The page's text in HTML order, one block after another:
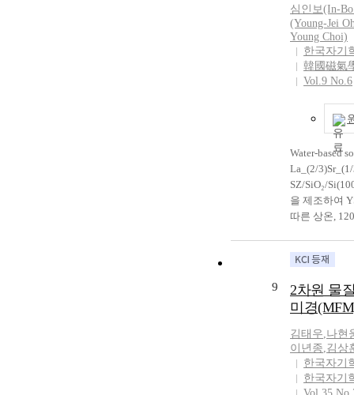
concept gave
switching
Å)/Co(5 Å)
the patterned
Oe to 5 Oe
that this
helpful for
competitive
류의 전자를
성체와 도체
지스터 또는
접목한 스핀-
effect
념의
창출이 기대
반적으로 초
있는 GMR등
(magneto-
체 및 광학기
여 소위
magneto-
운 기술 창출
재료 측면의
MRAM등의
기 새로운 기
차세대 자성
대비하여야
전기비저항
미세 구조에
조성에서 오
는 결과를 보
립계 특성의
조건에서의
은 기본 조성
에서 MR =
비해, La를 과
(y = 0.1, 0.2)
3.3%로 자기
보였다. 이는
해 2차상이
강화시키는
기 때문으로
조성 제어를
의 향상은 자
전 감지 센서,
용 센서 등 다
서의 활용 가
this study,
of base
심인보(In-
(Young-Jei
Young Choi)
한국자기
韓國磁氣
Vol.9 No.6
Water-based
La_(2/
SZ/SiO₂/
을 제조하여
따른 상온,
여 고찰하였
을 얻을 수 있
층을 도입하
저항 변화비
었으나, YSZ
우 자기저항
하였다. 이러
저항의 증가
9
2차원 물
미경
김태우,나현
이년종,김상
한국자기
한국자기